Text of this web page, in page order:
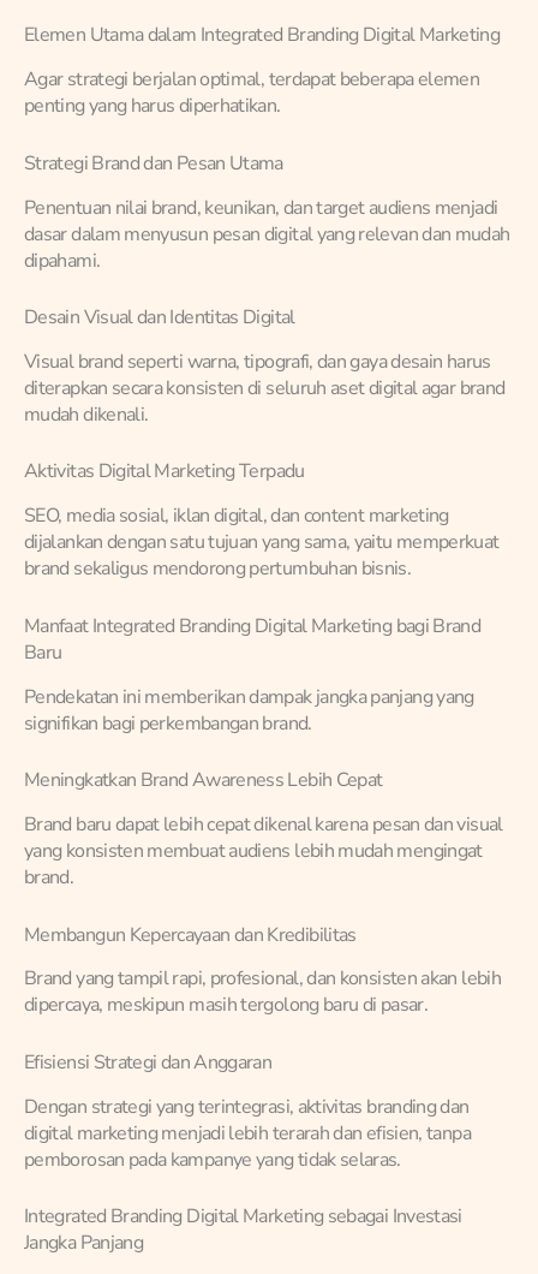
Elemen Utama dalam Integrated Branding Digital Marketing
Agar strategi berjalan optimal, terdapat beberapa elemen
penting yang harus diperhatikan.
Strategi Brand dan Pesan Utama
Penentuan nilai brand, keunikan, dan target audiens menjadi
dasar dalam menyusun pesan digital yang relevan dan mudah
dipahami.
Desain Visual dan Identitas Digital
Visual brand seperti warna, tipografi, dan gaya desain harus
diterapkan secara konsisten di seluruh aset digital agar brand
mudah dikenali.
Aktivitas Digital Marketing Terpadu
SEO, media sosial, iklan digital, dan content marketing
dijalankan dengan satu tujuan yang sama, yaitu memperkuat
brand sekaligus mendorong pertumbuhan bisnis.
Manfaat Integrated Branding Digital Marketing bagi Brand
Baru
Pendekatan ini memberikan dampak jangka panjang yang
signifikan bagi perkembangan brand.
Meningkatkan Brand Awareness Lebih Cepat
Brand baru dapat lebih cepat dikenal karena pesan dan visual
yang konsisten membuat audiens lebih mudah mengingat
brand.
Membangun Kepercayaan dan Kredibilitas
Brand yang tampil rapi, profesional, dan konsisten akan lebih
dipercaya, meskipun masih tergolong baru di pasar.
Efisiensi Strategi dan Anggaran
Dengan strategi yang terintegrasi, aktivitas branding dan
digital marketing menjadi lebih terarah dan efisien, tanpa
pemborosan pada kampanye yang tidak selaras.
Integrated Branding Digital Marketing sebagai Investasi
Jangka Panjang